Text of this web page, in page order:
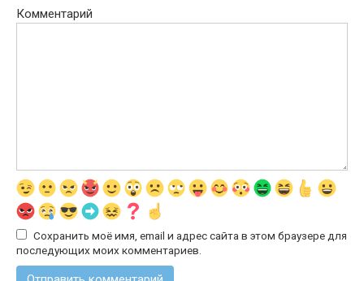
Комментарий
Сохранить моё имя, email и адрес сайта в этом браузере для
последующих моих комментариев.